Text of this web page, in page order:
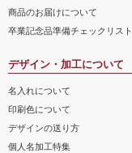
商品のお届けについて
卒業記念品準備チェックリスト
デザイン・加工について
名入れについて
印刷色について
デザインの送り方
個人名加工特集